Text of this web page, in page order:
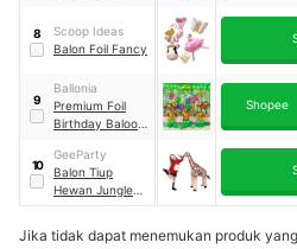
8
Scoop Ideas
Balon Foil Fancy
9
Ballonia
Premium Foil
Birthday Baloon
Shopee
10
GeeParty
Balon Tiup
Hewan Jungle
Safari
Jika tidak dapat menemukan produk